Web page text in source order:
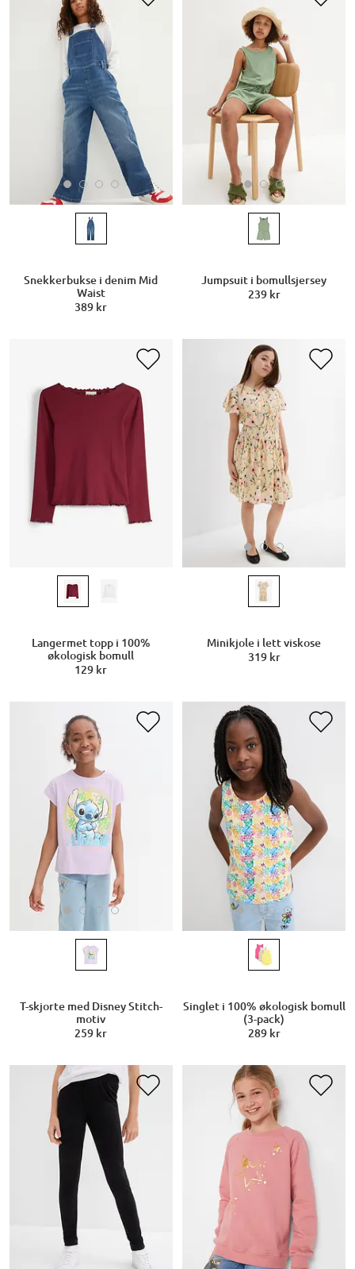
Snekkerbukse i denim Mid
Waist
389 kr
Jumpsuit i bomullsjersey
239 kr
Langermet topp i 100%
økologisk bomull
129 kr
Minikjole i lett viskose
319 kr
T-skjorte med Disney Stitch-
motiv
259 kr
Singlet i 100% økologisk bomull
(3-pack)
289 kr